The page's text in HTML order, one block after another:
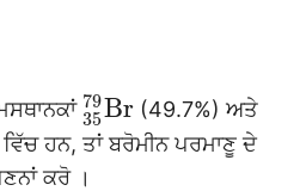
79
35Br(49.7%) ਅਤੇ
ਹਨ, ਤਾਂ ਬਰੋਮੀਨ ਪਰਮਾਣੂ ਦੇ
ਕਰੋ ।